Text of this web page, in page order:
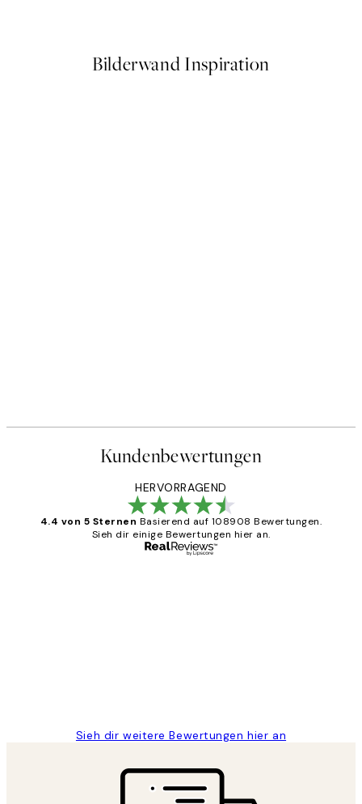
Bilderwand Inspiration
Kundenbewertungen
HERVORRAGEND
4.4 von 5 Sternen Basierend auf 108908 Bewertungen.
Sieh dir einige Bewertungen hier an.
Sieh dir weitere Bewertungen hier an